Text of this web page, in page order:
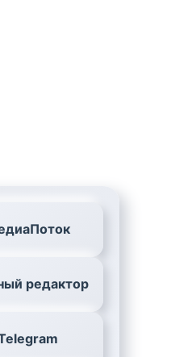
редактор